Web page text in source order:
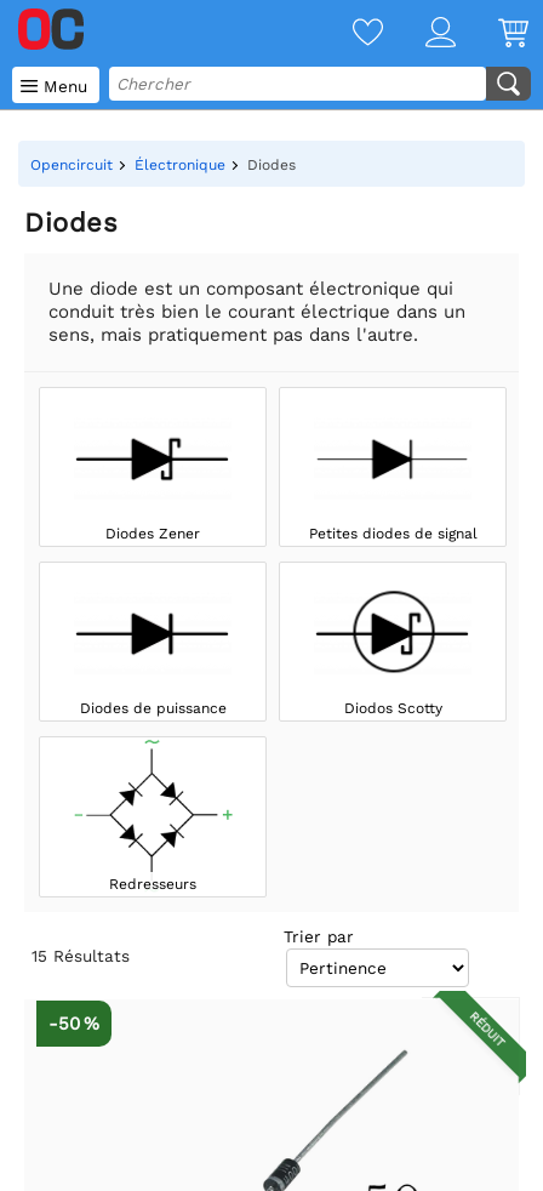
 Menu
Opencircuit Électronique Diodes
Diodes
Une diode est un composant électronique qui
conduit très bien le courant électrique dans un
sens, mais pratiquement pas dans l'autre.
Diodes Zener Petites diodes de signal
Diodes de puissance Diodos Scotty
Redresseurs
15 Résultats
Trier par
RÉDUIT
-50 %